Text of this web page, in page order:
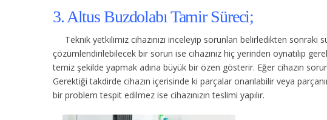
3. Altus Buzdolabı Tamir Süreci;
Teknik yetkilimiz cihazınızı inceleyip sorunları belirledikten sonraki
çözümlendirilebilecek bir sorun ise cihazınız hiç yerinden oynatılıp
temiz şekilde yapmak adına büyük bir özen gösterir. Eğer cihazın
Gerektiği takdirde cihazın içerisinde ki parçalar onarılabilir veya
bir problem tespit edilmez ise cihazınızın teslimi yapılır.